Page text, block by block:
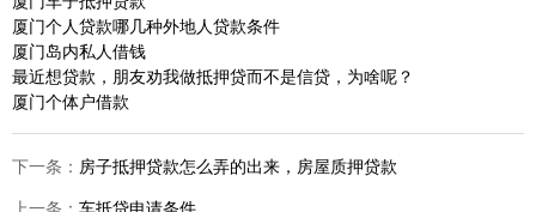
厦门个人贷款哪几种外地人贷款条件
厦门岛内私人借钱
最近想贷款，朋友劝我做抵押贷而不是信贷，为啥呢？
厦门个体户借款
下一条： 房子抵押贷款怎么弄的出来，房屋质押贷款